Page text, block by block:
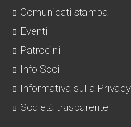
Comunicati stampa
Eventi
Patrocini
Info Soci
Informativa sulla Privacy
Società trasparente